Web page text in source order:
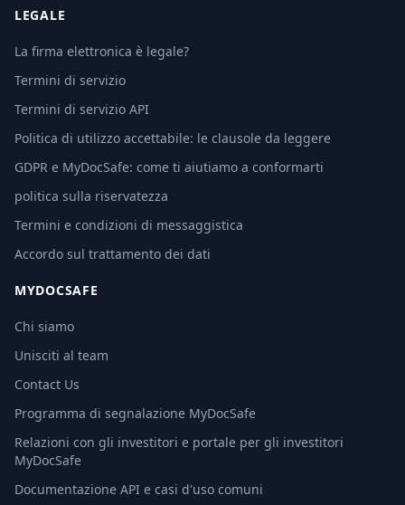
LEGALE
La firma elettronica è legale?
Termini di servizio
Termini di servizio API
Politica di utilizzo accettabile: le clausole da leggere
GDPR e MyDocSafe: come ti aiutiamo a conformarti
politica sulla riservatezza
Termini e condizioni di messaggistica
Accordo sul trattamento dei dati
MYDOCSAFE
Chi siamo
Unisciti al team
Contact Us
Programma di segnalazione MyDocSafe
Relazioni con gli investitori e portale per gli investitori
MyDocSafe
Documentazione API e casi d'uso comuni